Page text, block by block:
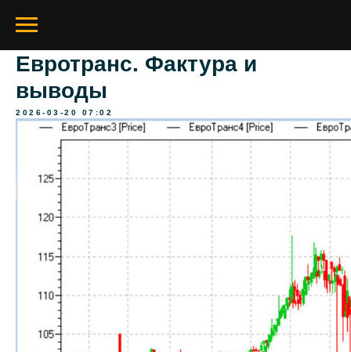
Евротранс. Фактура и
выводы
2026-03-20 07:02